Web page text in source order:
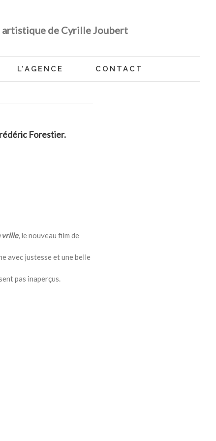
artistique de Cyrille Joubert
L’AGENCE CONTACT
Forestier.
vrille, le nouveau film de
avec justesse et une belle
pas inaperçus.